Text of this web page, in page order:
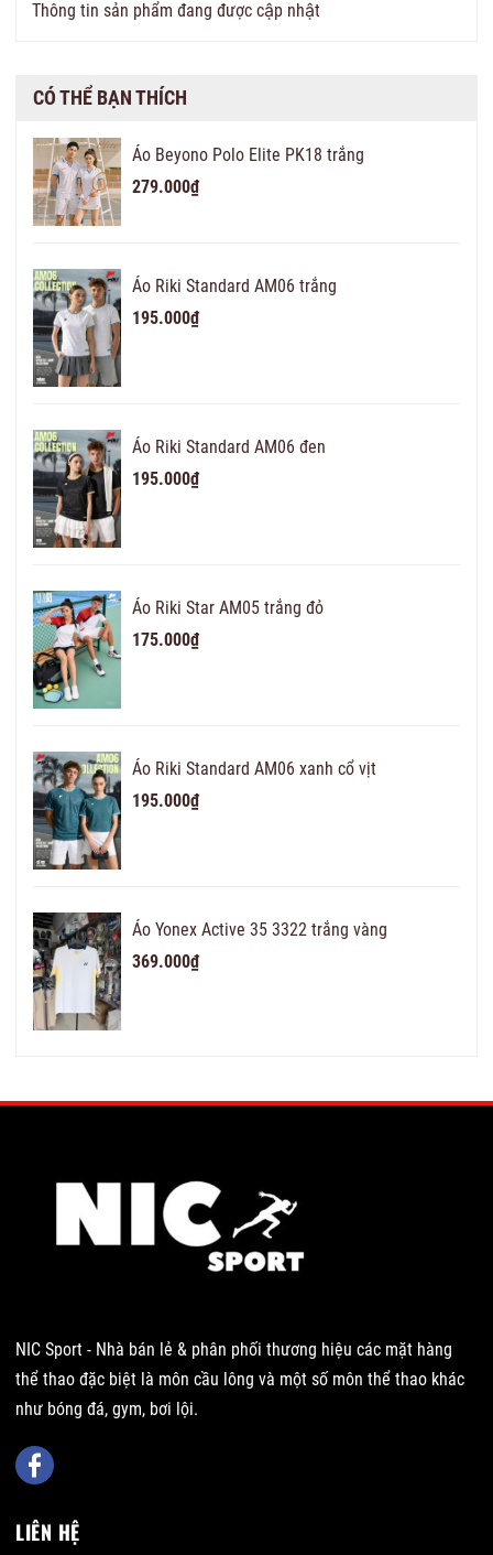
Thông tin sản phẩm đang được cập nhật
CÓ THỂ BẠN THÍCH
Áo Beyono Polo Elite PK18 trắng
279.000₫
Áo Riki Standard AM06 trắng
195.000₫
Áo Riki Standard AM06 đen
195.000₫
Áo Riki Star AM05 trắng đỏ
175.000₫
Áo Riki Standard AM06 xanh cổ vịt
195.000₫
Áo Yonex Active 35 3322 trắng vàng
369.000₫
NIC Sport - Nhà bán lẻ & phân phối thương hiệu các mặt hàng
thể thao đặc biệt là môn cầu lông và một số môn thể thao khác
như bóng đá, gym, bơi lội.
LIÊN HỆ